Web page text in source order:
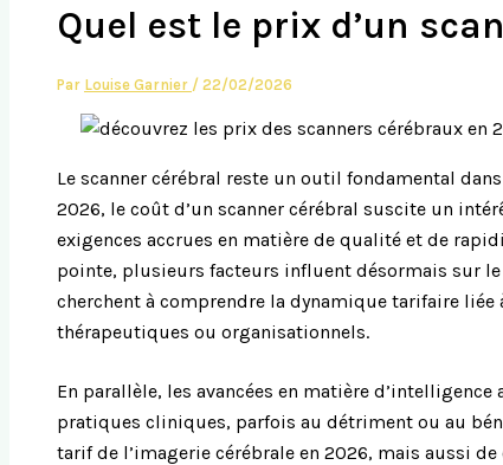
Quel est le prix d’un
Par Louise Garnier / 22/02/2026
Le scanner cérébral reste un outil fondamental
2026, le coût d’un scanner cérébral suscite un
exigences accrues en matière de qualité et de
pointe, plusieurs facteurs influent désormais sur
cherchent à comprendre la dynamique tarifaire
thérapeutiques ou organisationnels.
En parallèle, les avancées en matière
pratiques cliniques, parfois au détriment ou au
tarif de l’imagerie cérébrale en 2026, mais aussi